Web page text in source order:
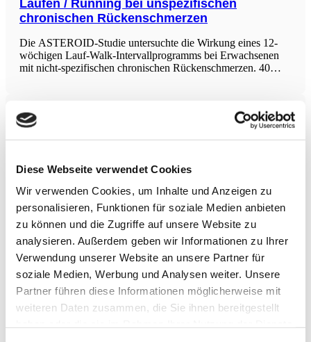
Diese Webseite verwendet Cookies
Wir verwenden Cookies, um Inhalte und Anzeigen zu
personalisieren, Funktionen für soziale Medien anbieten
zu können und die Zugriffe auf unsere Website zu
analysieren. Außerdem geben wir Informationen zu Ihrer
Verwendung unserer Website an unsere Partner für
soziale Medien, Werbung und Analysen weiter. Unsere
Partner führen diese Informationen möglicherweise mit
weiteren Daten zusammen, die Sie ihnen bereitgestellt
Laufen / Running bei unspezifischen
chronischen Rückenschmerzen
Die ASTEROID-Studie untersuchte die Wirkung eines 12-
wöchigen Lauf-Walk-Intervallprogramms bei Erwachsenen
mit nicht-spezifischen chronischen Rückenschmerzen. 40
signifikante Verbesserungen in der selbstberichteten
Schmerzintensität und Behinderung im
Nationales Modell für Krebsnachsorge
umfassenden und unterstützenden Pflege entwickelt hat. Das
nationales Vorbild, indem es patientenzentrierte
Unterstützungsansätze mit erstklassiger medizinischer
Versorgung
Kombination von Stoßwellentherapie und
Nahrungsergänzung bei Tendinopathien
In einer vergleichenden Studie mit 90 Patienten, aufgeteilt in
drei Gruppen für Schulter-Tendinopathie, laterale
Epicondylitis und Achillessehnen-Tendinopathie, wurde
jeweils eine Gruppe mit Extrakorporaler Stoßwellentherapie
(ESWT) plus Tendisulfur Forte und eine Kontrollgruppe mit
ESWT allein behandelt. Funktionelle Scores (UCLA-